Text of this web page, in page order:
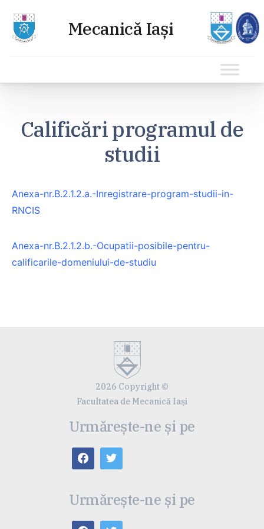
conținutCalificări programul de
studii
Anexa-nr.B.2.1.2.a.-Inregistrare-program-studii-in-
RNCIS
Anexa-nr.B.2.1.2.b.-Ocupatii-posibile-pentru-
calificarile-domeniului-de-studiu
2026 Copyright ©
Facultatea de Mecanică Iaşi
Urmărește-ne și pe
Urmărește-ne și pe